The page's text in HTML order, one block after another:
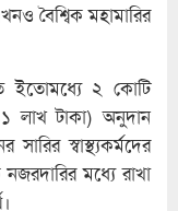
বৈশ্বিক মহামারির
ইতোমধ্যে ২ কোটি
লাখ টাকা) অনুদান
স্বাস্থ্যকর্মদের
মধ্যে রাখা